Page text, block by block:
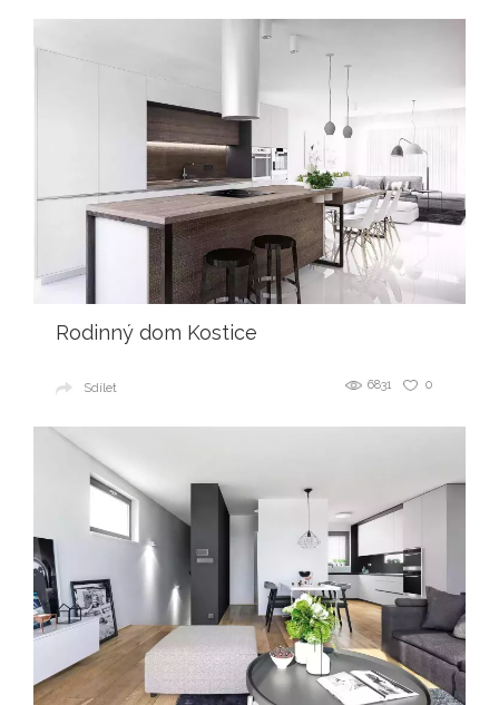
Rodinný dom Kostice
0
6831
Sdílet